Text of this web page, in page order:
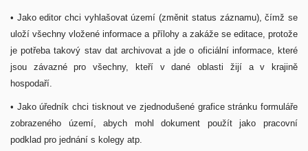
• Jako editor chci vyhlašovat území (změnit status záznamu), čímž se
uloží všechny vložené informace a přílohy a zakáže se editace, protože
je potřeba takový stav dat archivovat a jde o oficiální informace, které
jsou závazné pro všechny, kteří v dané oblasti žijí a v krajině
hospodaří.
• Jako úředník chci tisknout ve zjednodušené grafice stránku formuláře
zobrazeného území, abych mohl dokument použít jako pracovní
podklad pro jednání s kolegy atp.